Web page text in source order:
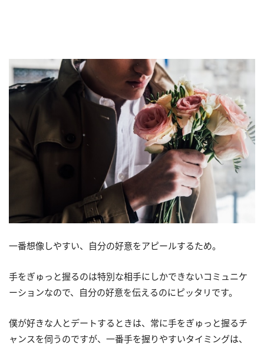
一番想像しやすい、自分の好意をアピールするため。
手をぎゅっと握るのは特別な相手にしかできないコミュニケ
ーションなので、自分の好意を伝えるのにピッタリです。
僕が好きな人とデートするときは、常に手をぎゅっと握るチ
ャンスを伺うのですが、一番手を握りやすいタイミングは、